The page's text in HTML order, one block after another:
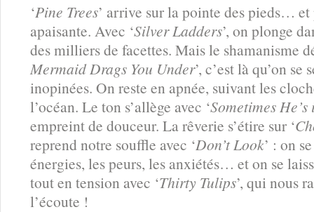
‘Pine Trees’ arrive sur la pointe des pieds…
apaisante. Avec ‘Silver Ladders’, on plonge
des milliers de facettes. Mais le shamanisme
Mermaid Drags You Under’, c’est là qu’on
inopinées. On reste en apnée, suivant les
l’océan. Le ton s’allège avec ‘Sometimes
empreint de douceur. La rêverie s’étire sur ‘
reprend notre souffle avec ‘Don’t Look’ : on
énergies, les peurs, les anxiétés… et on se
tout en tension avec ‘Thirty Tulips’, qui nous
l’écoute !